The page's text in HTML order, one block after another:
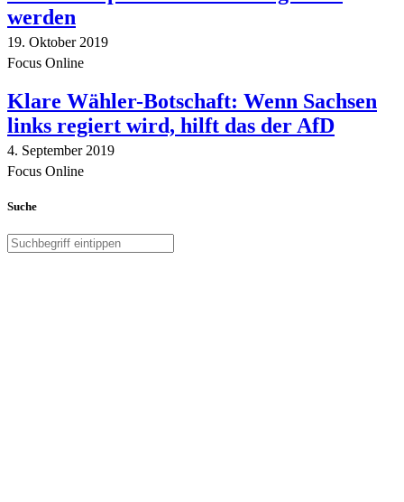
werden
19. Oktober 2019
Focus Online
Klare Wähler-Botschaft: Wenn Sachsen
links regiert wird, hilft das der AfD
4. September 2019
Focus Online
Suche